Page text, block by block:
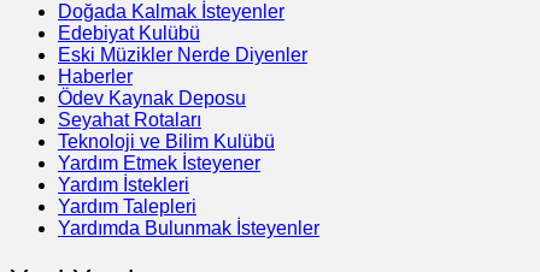
Doğada Kalmak İsteyenler
Edebiyat Kulübü
Eski Müzikler Nerde Diyenler
Haberler
Ödev Kaynak Deposu
Seyahat Rotaları
Teknoloji ve Bilim Kulübü
Yardım Etmek İsteyener
Yardım İstekleri
Yardım Talepleri
Yardımda Bulunmak İsteyenler